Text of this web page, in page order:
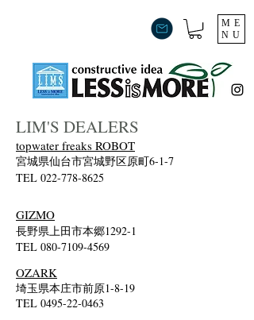
ME
NU
LIM'S DEALERS
topwater freaks ROBOT
宮城県仙台市宮城野区原町6-1-7
TEL 022-778-8625
GIZMO
​長野県上田市本郷1292-1
TEL 080-7109-4569
OZARK
​埼玉県本庄市前原1-8-19
TEL 0495-22-0463